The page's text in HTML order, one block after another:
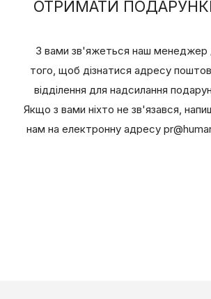
ОТРИМАТИ
З вами зв'яжеться наш менеджер
того, щоб дізнатися адресу
відділення для надсилання
Якщо з вами ніхто не зв'язався,
нам на електронну адресу